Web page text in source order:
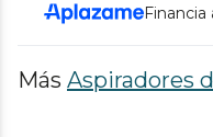
Financia
Más Aspiradores